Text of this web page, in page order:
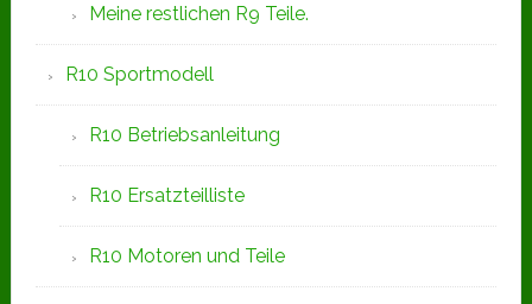
Meine restlichen R9 Teile.
R10 Sportmodell
R10 Betriebsanleitung
R10 Ersatzteilliste
R10 Motoren und Teile